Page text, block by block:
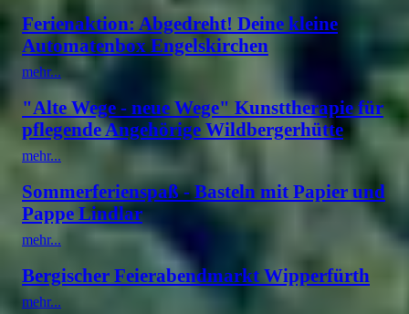
Ferienaktion: Abgedreht! Deine kleine
Automatenbox Engelskirchen
mehr...
"Alte Wege - neue Wege" Kunsttherapie für
pflegende Angehörige Wildbergerhütte
mehr...
Sommerferienspaß - Basteln mit Papier und
Pappe Lindlar
mehr...
Bergischer Feierabendmarkt Wipperfürth
mehr...